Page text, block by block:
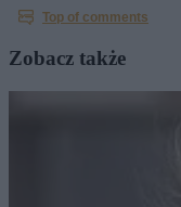
Zobacz także